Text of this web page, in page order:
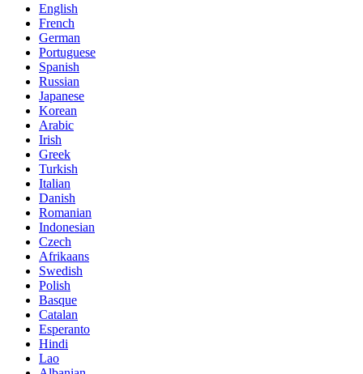
English
French
German
Portuguese
Spanish
Russian
Japanese
Korean
Arabic
Irish
Greek
Turkish
Italian
Danish
Romanian
Indonesian
Czech
Afrikaans
Swedish
Polish
Basque
Catalan
Esperanto
Hindi
Lao